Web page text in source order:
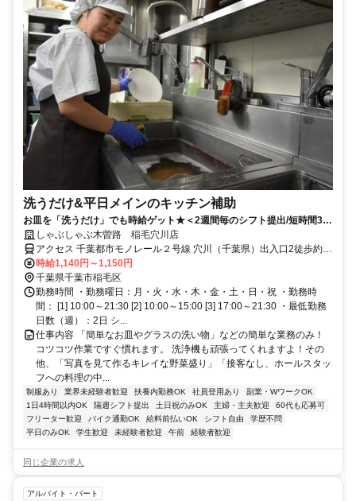
洗うだけ&平日メインのキッチン補助
お皿を「洗うだけ」でも時給ゲット★＜2週間毎のシフト提出/短時間3h
～/週2日～＞
しゃぶしゃぶ木曽路 稲毛穴川店
アクセス 千葉都市モノレール２号線 穴川（千葉県）出入口2徒歩約6
分、千葉都市モノレール２号線 天台出入口1徒歩約12分、千葉都市モ
ノレール２号線 スポーツセンター出入口2徒歩約14分 千葉都市モノ
レール穴川駅より徒歩6分
時給1,140円～1,150円
千葉県千葉市稲毛区
勤務時間 ・勤務曜日：月・火・水・木・金・土・日・祝 ・勤務時
間： [1] 10:00～21:30 [2] 10:00～15:00 [3] 17:00～21:30 ・最低勤務
日数（週）：2日 シ...
仕事内容 「簡単なお皿やグラスの洗い物」などの簡単な業務のみ！
コツコツ作業ですぐ慣れます。 洗浄機も頑張ってくれますよ！その
他、「写真を見て作るキレイな野菜盛り」「接客なし、ホールスタッ
フへの料理の中...
制服あり 業界未経験者歓迎 扶養内勤務OK 社員登用あり
副業・WワークOK
1日4時間以内OK
隔週シフト提出 土日祝のみOK 主婦・主夫歓迎
60代も応募可
フリーター歓迎
バイク通勤OK 給料前払いOK シフト自由
学歴不問
平日のみOK
学生歓迎 未経験者歓迎 午前 経験者歓迎
同じ企業の求人
アルバイト・パート